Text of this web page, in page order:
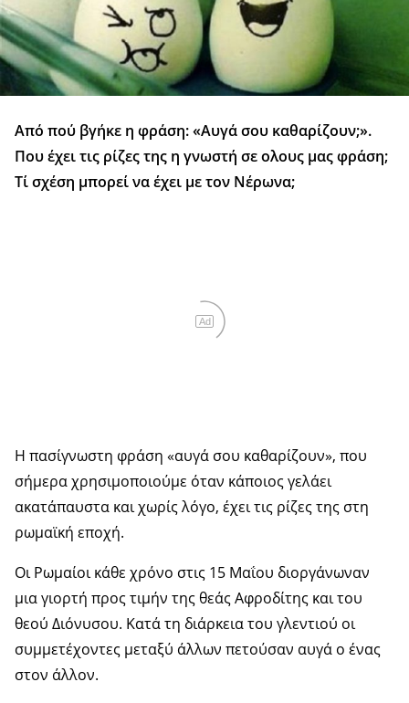
Από πού βγήκε η φράση: «Αυγά σου καθαρίζουν;».
Που έχει τις ρίζες της η γνωστή σε ολους μας φράση;
Τί σχέση μπορεί να έχει με τον Νέρωνα;
Ad
Η πασίγνωστη φράση «αυγά σου καθαρίζουν», που
σήμερα χρησιμοποιούμε όταν κάποιος γελάει
ακατάπαυστα και χωρίς λόγο, έχει τις ρίζες της στη
ρωμαϊκή εποχή.
Οι Ρωμαίοι κάθε χρόνο στις 15 Μαΐου διοργάνωναν
μια γιορτή προς τιμήν της θεάς Αφροδίτης και του
θεού Διόνυσου. Κατά τη διάρκεια του γλεντιού οι
συμμετέχοντες μεταξύ άλλων πετούσαν αυγά ο ένας
στον άλλον.